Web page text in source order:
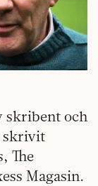
skribent och
skrivit
The
Magasin.